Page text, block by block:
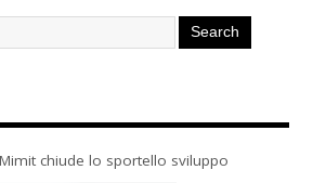
chiude lo sportello sviluppo